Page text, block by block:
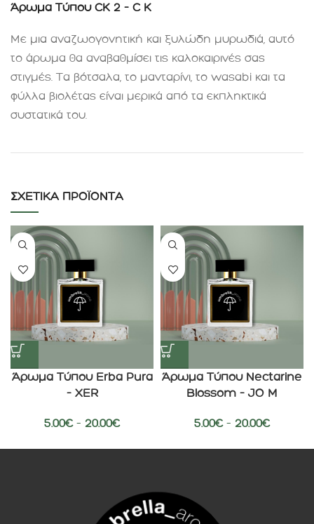
Άρωμα Τύπου CK 2 – C K
Με μια αναζωογονητική και ξυλώδη μυρωδιά, αυτό
το άρωμα θα αναβαθμίσει τις καλοκαιρινές σας
στιγμές. Τα βότσαλα, το μανταρίνι, το wasabi και τα
φύλλα βιολέτας είναι μερικά από τα εκπληκτικά
συστατικά του.
ΣΧΕΤΙΚΆ ΠΡΟΪΌΝΤΑ
Άρωμα Τύπου Erba Pura
– XER
5.00€ – 20.00€
Άρωμα Τύπου Nectarine
Blossom – JO M
5.00€ – 20.00€